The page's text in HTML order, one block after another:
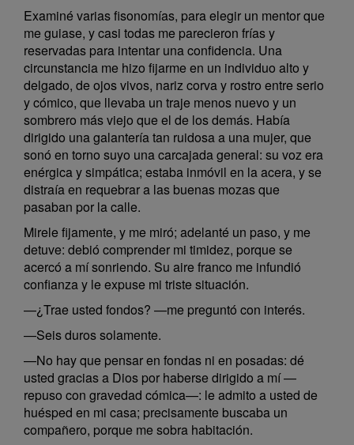
Examiné varias fisonomías, para elegir un mentor que
me guiase, y casi todas me parecieron frías y
reservadas para intentar una confidencia. Una
circunstancia me hizo fijarme en un individuo alto y
delgado, de ojos vivos, nariz corva y rostro entre serio
y cómico, que llevaba un traje menos nuevo y un
sombrero más viejo que el de los demás. Había
dirigido una galantería tan ruidosa a una mujer, que
sonó en torno suyo una carcajada general: su voz era
enérgica y simpática; estaba inmóvil en la acera, y se
distraía en requebrar a las buenas mozas que
pasaban por la calle.
Mirele fijamente, y me miró; adelanté un paso, y me
detuve: debió comprender mi timidez, porque se
acercó a mí sonriendo. Su aire franco me infundió
confianza y le expuse mi triste situación.
—¿Trae usted fondos? —me preguntó con interés.
—Seis duros solamente.
—No hay que pensar en fondas ni en posadas: dé
usted gracias a Dios por haberse dirigido a mí —
repuso con gravedad cómica—: le admito a usted de
huésped en mi casa; precisamente buscaba un
compañero, porque me sobra habitación.